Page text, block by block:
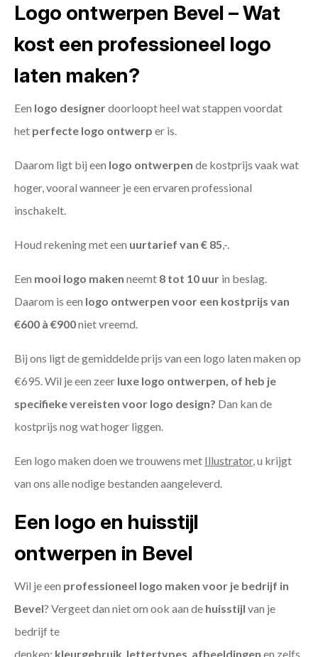
Logo ontwerpen Bevel – Wat
kost een professioneel logo
laten maken?
Een logo designerdoorloopt heel wat stappen voordat
het perfecte logo ontwerp er is.
Daarom ligt bij een logo ontwerpen de kostprijs vaak wat
hoger, vooral wanneer je een ervaren professional
inschakelt.
Houd rekening met een uurtarief van € 85,-.
Een mooi logo maken neemt 8 tot 10 uur in beslag.
Daarom is een logo ontwerpen voor een kostprijs van
€600 à €900niet vreemd.
Bij ons ligt de gemiddelde prijs van een logo laten maken op
€695. Wil je een zeer luxe logo ontwerpen, of heb je
specifieke vereisten voor logo design? Dan kan de
kostprijs nog wat hoger liggen.
Een logo maken doen we trouwens met Illustrator, u krijgt
van ons alle nodige bestanden aangeleverd.
Een logo en huisstijl
ontwerpen in Bevel
Wil je een professioneel logo maken voor je bedrijf in
Bevel? Vergeet dan niet om ook aan de huisstijl van je
bedrijf te
denken: kleurgebruik lettertypes afbeeldingen en zelfs